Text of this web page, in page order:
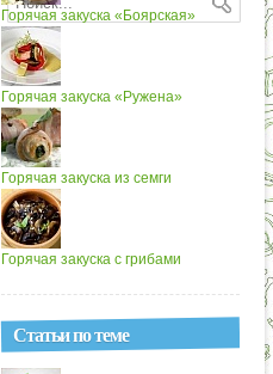
Горячая закуска «Боярская»
Горячая закуска «Ружена»
Горячая закуска из семги
Горячая закуска с грибами
Статьи по теме